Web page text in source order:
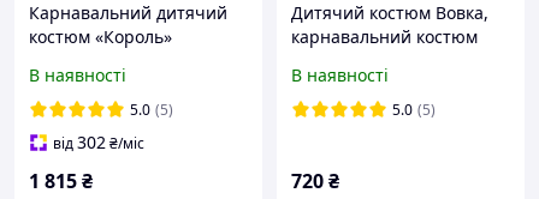
Карнавальний дитячий
костюм «Король»
В наявності
5.0 (5)
від302₴/міс
1 815₴
Дитячий костюм Вовка,
карнавальний костюм
В наявності
5.0 (5)
720₴